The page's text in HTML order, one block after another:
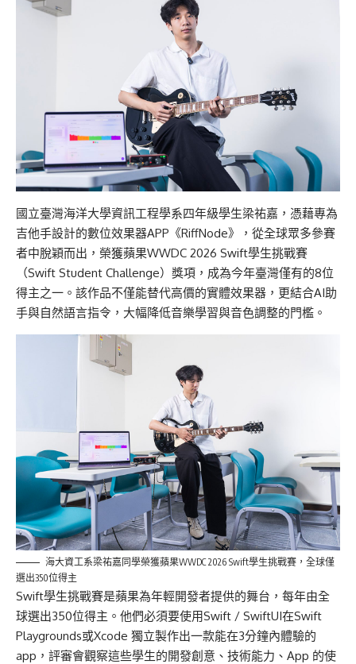
國立臺灣海洋大學資訊工程學系四年級學生梁祐嘉，憑藉專為
吉他手設計的數位效果器APP 《RiffNode》，從全球眾多參賽
者中脫穎而出，榮獲蘋果WWDC 2026 Swift學生挑戰賽
（Swift Student Challenge）獎項，成為今年臺灣僅有的8位
得主之一 。該作品不僅能替代高價的實體效果器，更結合AI助
手與自然語言指令 ， 大幅降低音樂學習與音色調整的門檻 。
海大資工系梁祐嘉同學榮獲蘋果WWDC 2026 Swift學生挑戰賽，全球僅
選出350位得主
Swift學生挑戰賽是蘋果為年輕開發者提供的舞台， 每年由全
球選出350位得主 。他們必須要使用Swift / SwiftUI在Swift
Playgrounds或Xcode 獨立製作出一款能在3分鐘內體驗的
app ， 評審會觀察這些學生的開發創意、技術能力、App 的使